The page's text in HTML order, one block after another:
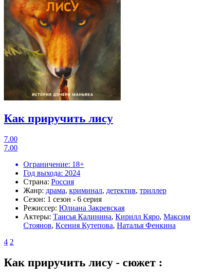
Как приручить лису
7.00
7.00
Ограничение: 18+
Год выхода: 2024
Страна: Россия
Жанр: драма, криминал, детектив, триллер
Сезон: 1 сезон - 6 серия
Режиссер: Юлиана Закревская
Актеры: Таисья Калинина, Кирилл Кяро, Максим
Стоянов, Ксения Кутепова, Наталья Фенкина
4 2
Как приручить лису - сюжет :